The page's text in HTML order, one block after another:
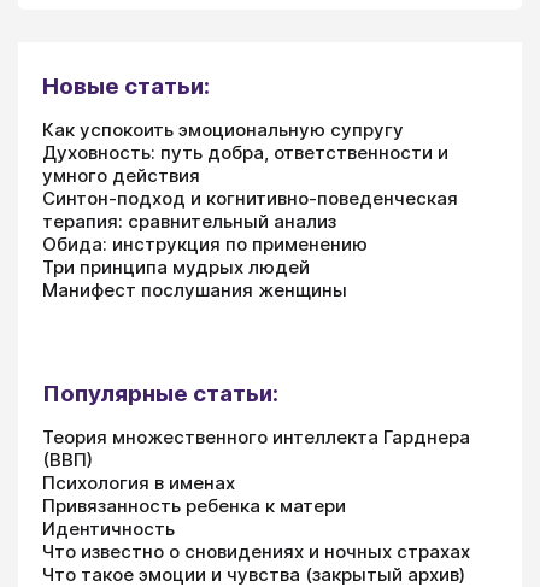
Новые статьи:
Как успокоить эмоциональную супругу
Духовность: путь добра, ответственности и
умного действия
Синтон-подход и когнитивно-поведенческая
терапия: сравнительный анализ
Обида: инструкция по применению
Три принципа мудрых людей
Манифест послушания женщины
Популярные статьи:
Теория множественного интеллекта Гарднера
(ВВП)
Психология в именах
Привязанность ребенка к матери
Идентичность
Что известно о сновидениях и ночных страхах
Что такое эмоции и чувства (закрытый архив)